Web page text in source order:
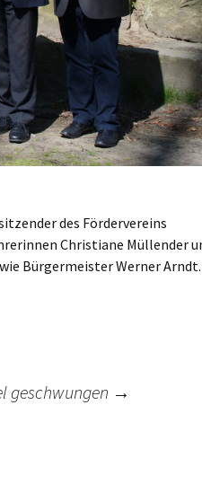
des Fördervereins
Christiane Müllender
Bürgermeister Werner Arndt.
geschwungen →